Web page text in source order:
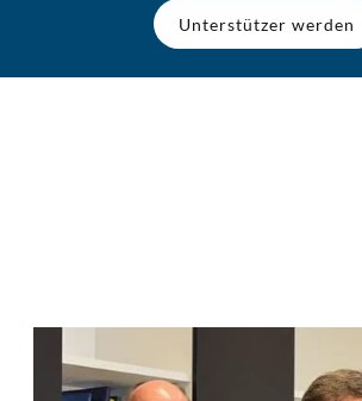
Unterstützer werden